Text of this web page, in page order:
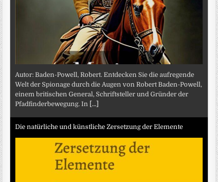
Autor: Baden-Powell, Robert. Entdecken Sie die aufregende
Welt der Spionage durch die Augen von Robert Baden-Powell,
einem britischen General, Schriftsteller und Gründer der
Pfadfinderbewegung. In [...]
Die natürliche und künstliche Zersetzung der Elemente